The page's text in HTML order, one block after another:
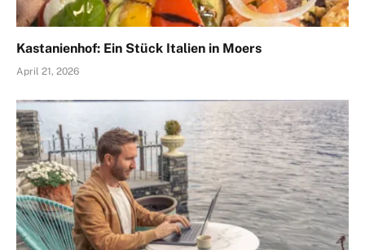
Kastanienhof: Ein Stück Italien in Moers
April 21, 2026